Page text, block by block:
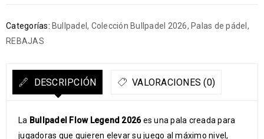
Categorías: Bullpadel , Colección Bullpadel 2026, Palas de pádel ,
REBAJAS
DESCRIPCIÓN VALORACIONES (0)
La Bullpadel Flow Legend 2026es una pala creada para
jugadoras que quieren elevar su juego al máximo nivel,